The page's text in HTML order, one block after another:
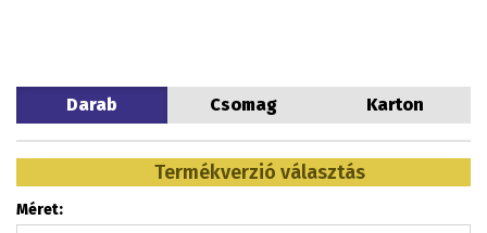
Darab Csomag Karton
Termékverzió választás
Méret: